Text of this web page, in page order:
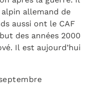
allemand de
aussi ont le CAF
des années 2000
Il est aujourd’hui